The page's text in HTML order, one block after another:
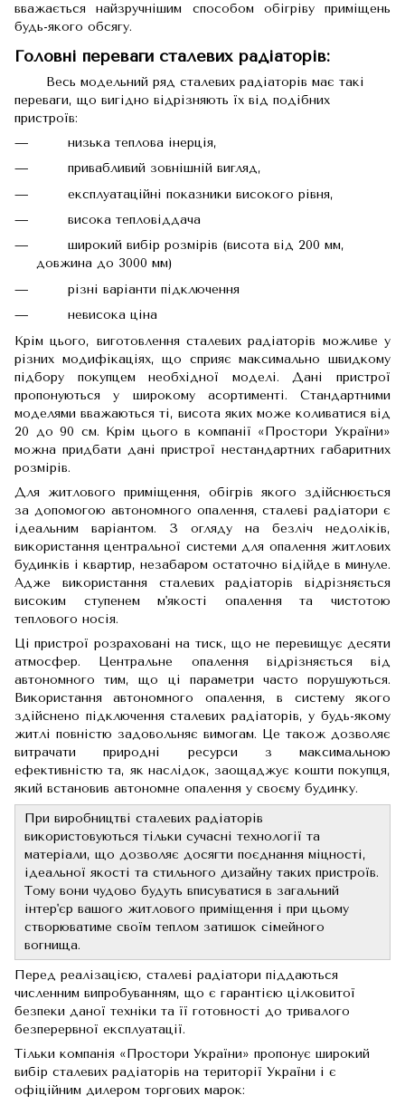
вважається найзручнішим способом обігріву приміщень
будь-якого обсягу.
Головні переваги сталевих радіаторів:
Весь модельний ряд сталевих радіаторів має такі
переваги, що вигідно відрізняють їх від подібних
пристроїв:
низька теплова інерція,
привабливий зовнішній вигляд,
експлуатаційні показники високого рівня,
висока тепловіддача
широкий вибір розмірів (висота від 200 мм,
довжина до 3000 мм)
різні варіанти підключення
невисока ціна
Крім цього, виготовлення сталевих радіаторів можливе у
різних модифікаціях, що сприяє максимально швидкому
підбору покупцем необхідної моделі. Дані пристрої
пропонуються у широкому асортименті. Стандартними
моделями вважаються ті, висота яких може коливатися від
20 до 90 см. Крім цього в компанії «Простори України»
можна придбати дані пристрої нестандартних габаритних
розмірів.
Для житлового приміщення, обігрів якого здійснюється
за допомогою автономного опалення, сталеві радіатори є
ідеальним варіантом. З огляду на безліч недоліків,
використання центральної системи для опалення житлових
будинків і квартир, незабаром остаточно відійде в минуле.
Адже використання сталевих радіаторів відрізняється
високим ступенем м'якості опалення та чистотою
теплового носія.
Ці пристрої розраховані на тиск, що не перевищує десяти
атмосфер. Центральне опалення відрізняється від
автономного тим, що ці параметри часто порушуються.
Використання автономного опалення, в систему якого
здійснено підключення сталевих радіаторів, у будь-якому
житлі повністю задовольняє вимогам. Це також дозволяє
витрачати природні ресурси з максимальною
ефективністю та, як наслідок, заощаджує кошти покупця,
який встановив автономне опалення у своєму будинку.
При виробництві сталевих радіаторів
використовуються тільки сучасні технології та
матеріали, що дозволяє досягти поєднання міцності,
ідеальної якості та стильного дизайну таких пристроїв.
Тому вони чудово будуть вписуватися в загальний
інтер'єр вашого житлового приміщення і при цьому
створюватиме своїм теплом затишок сімейного
вогнища.
Перед реалізацією, сталеві радіатори піддаються
численним випробуванням, що є гарантією цілковитої
безпеки даної техніки та її готовності до тривалого
безперервної експлуатації.
Тільки компанія «Простори України» пропонує широкий
вибір сталевих радіаторів на території України і є
офіційним дилером торгових марок: